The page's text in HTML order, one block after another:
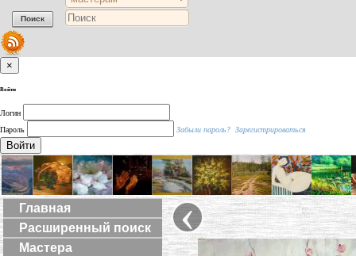
×
Войти
Логин
Пароль
Забыли пароль? Зарегистрироваться
Войти
Главная
Расширенный поиск
Мастера
‹